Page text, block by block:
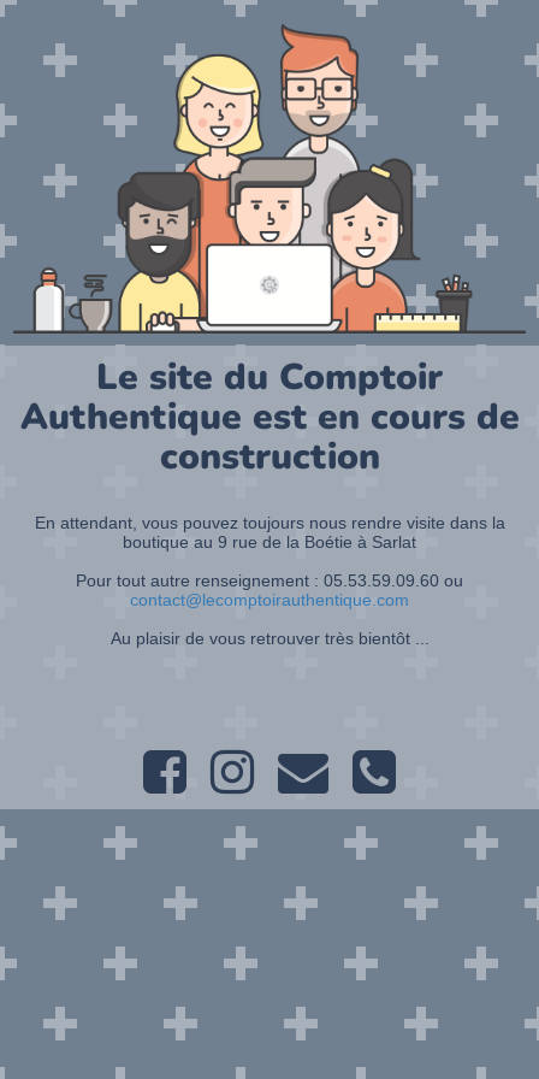
Le site du Comptoir
Authentique est en cours de
construction
En attendant, vous pouvez toujours nous rendre visite dans la
boutique au 9 rue de la Boétie à Sarlat
Pour tout autre renseignement : 05.53.59.09.60 ou
contact@lecomptoirauthentique.com
Au plaisir de vous retrouver très bientôt ...